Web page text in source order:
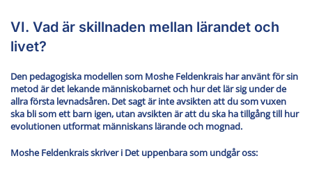
VI. Vad är skillnaden mellan lärandet och
livet?
Den pedagogiska modellen som Moshe Feldenkrais har använt för sin
metod är det lekande människobarnet och hur det lär sig under de
allra första levnadsåren. Det sagt är inte avsikten att du som vuxen
ska bli som ett barn igen, utan avsikten är att du ska ha tillgång till hur
evolutionen utformat människans lärande och mognad.
Moshe Feldenkrais skriver i Det uppenbara som undgår oss: